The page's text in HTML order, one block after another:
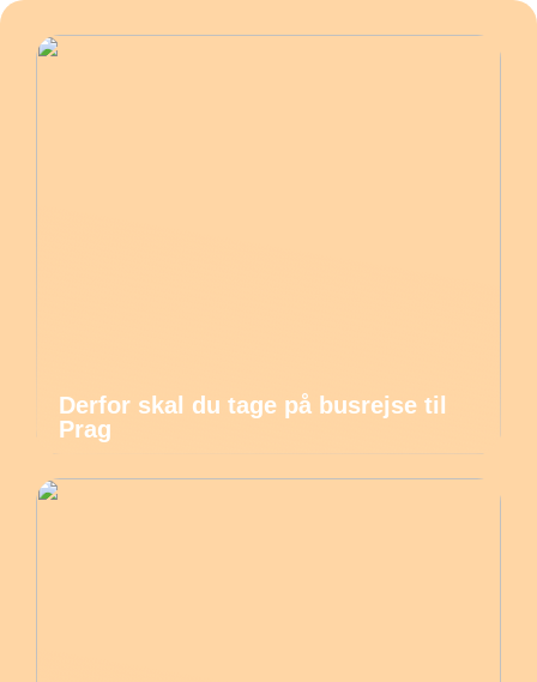
Derfor skal du tage på busrejse til
Prag